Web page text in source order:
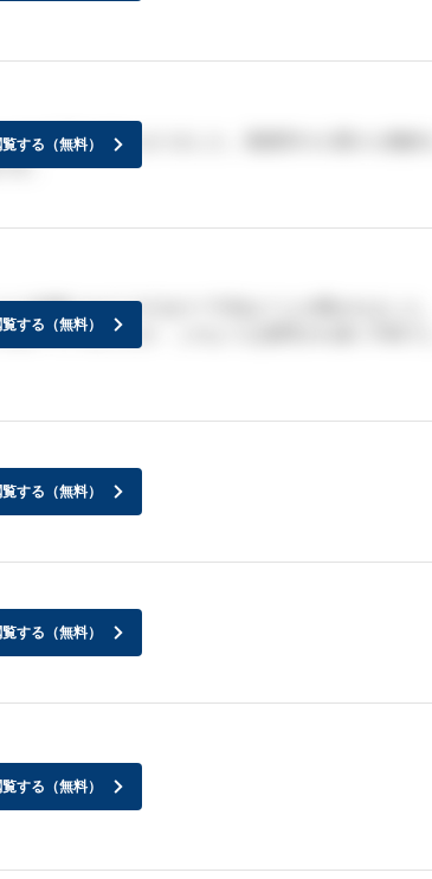
のが非常に気になりました。面接官の人選さえ微妙な
す。
する（無料）
ら結婚とかどうするの？子供は？とか聞かれました。
思っていましたが、このような質問され凄く不快でし
する（無料）
する（無料）
する（無料）
する（無料）